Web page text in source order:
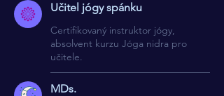
Učitel jógy spánku
Certifikovaný instruktor jógy,
absolvent kurzu Jóga nidra pro
učitele.
MDs.